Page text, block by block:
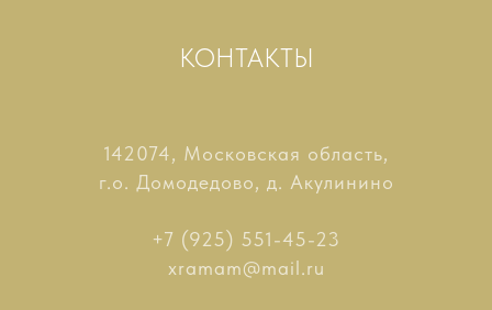
КОНТАКТЫ
142074, Московская область,
г.о. Домодедово, д. Акулинино
+7 (925) 551-45-23
xramam@mail.ru